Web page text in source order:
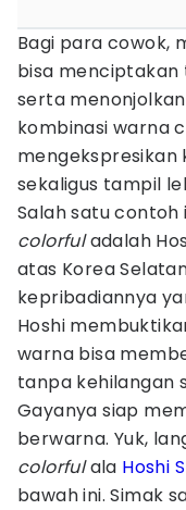
Bagi para cowok,
bisa
serta
kombinasi warna
mengekspresikan
sekaligus tampil
Salah satu contoh
colorfuladalah
atas Korea
kepribadiannya
Hoshi
warna bisa
tanpa kehilangan
Gayanya siap
berwarna. Yuk,
colorfulala Hoshi
bawah ini. Simak